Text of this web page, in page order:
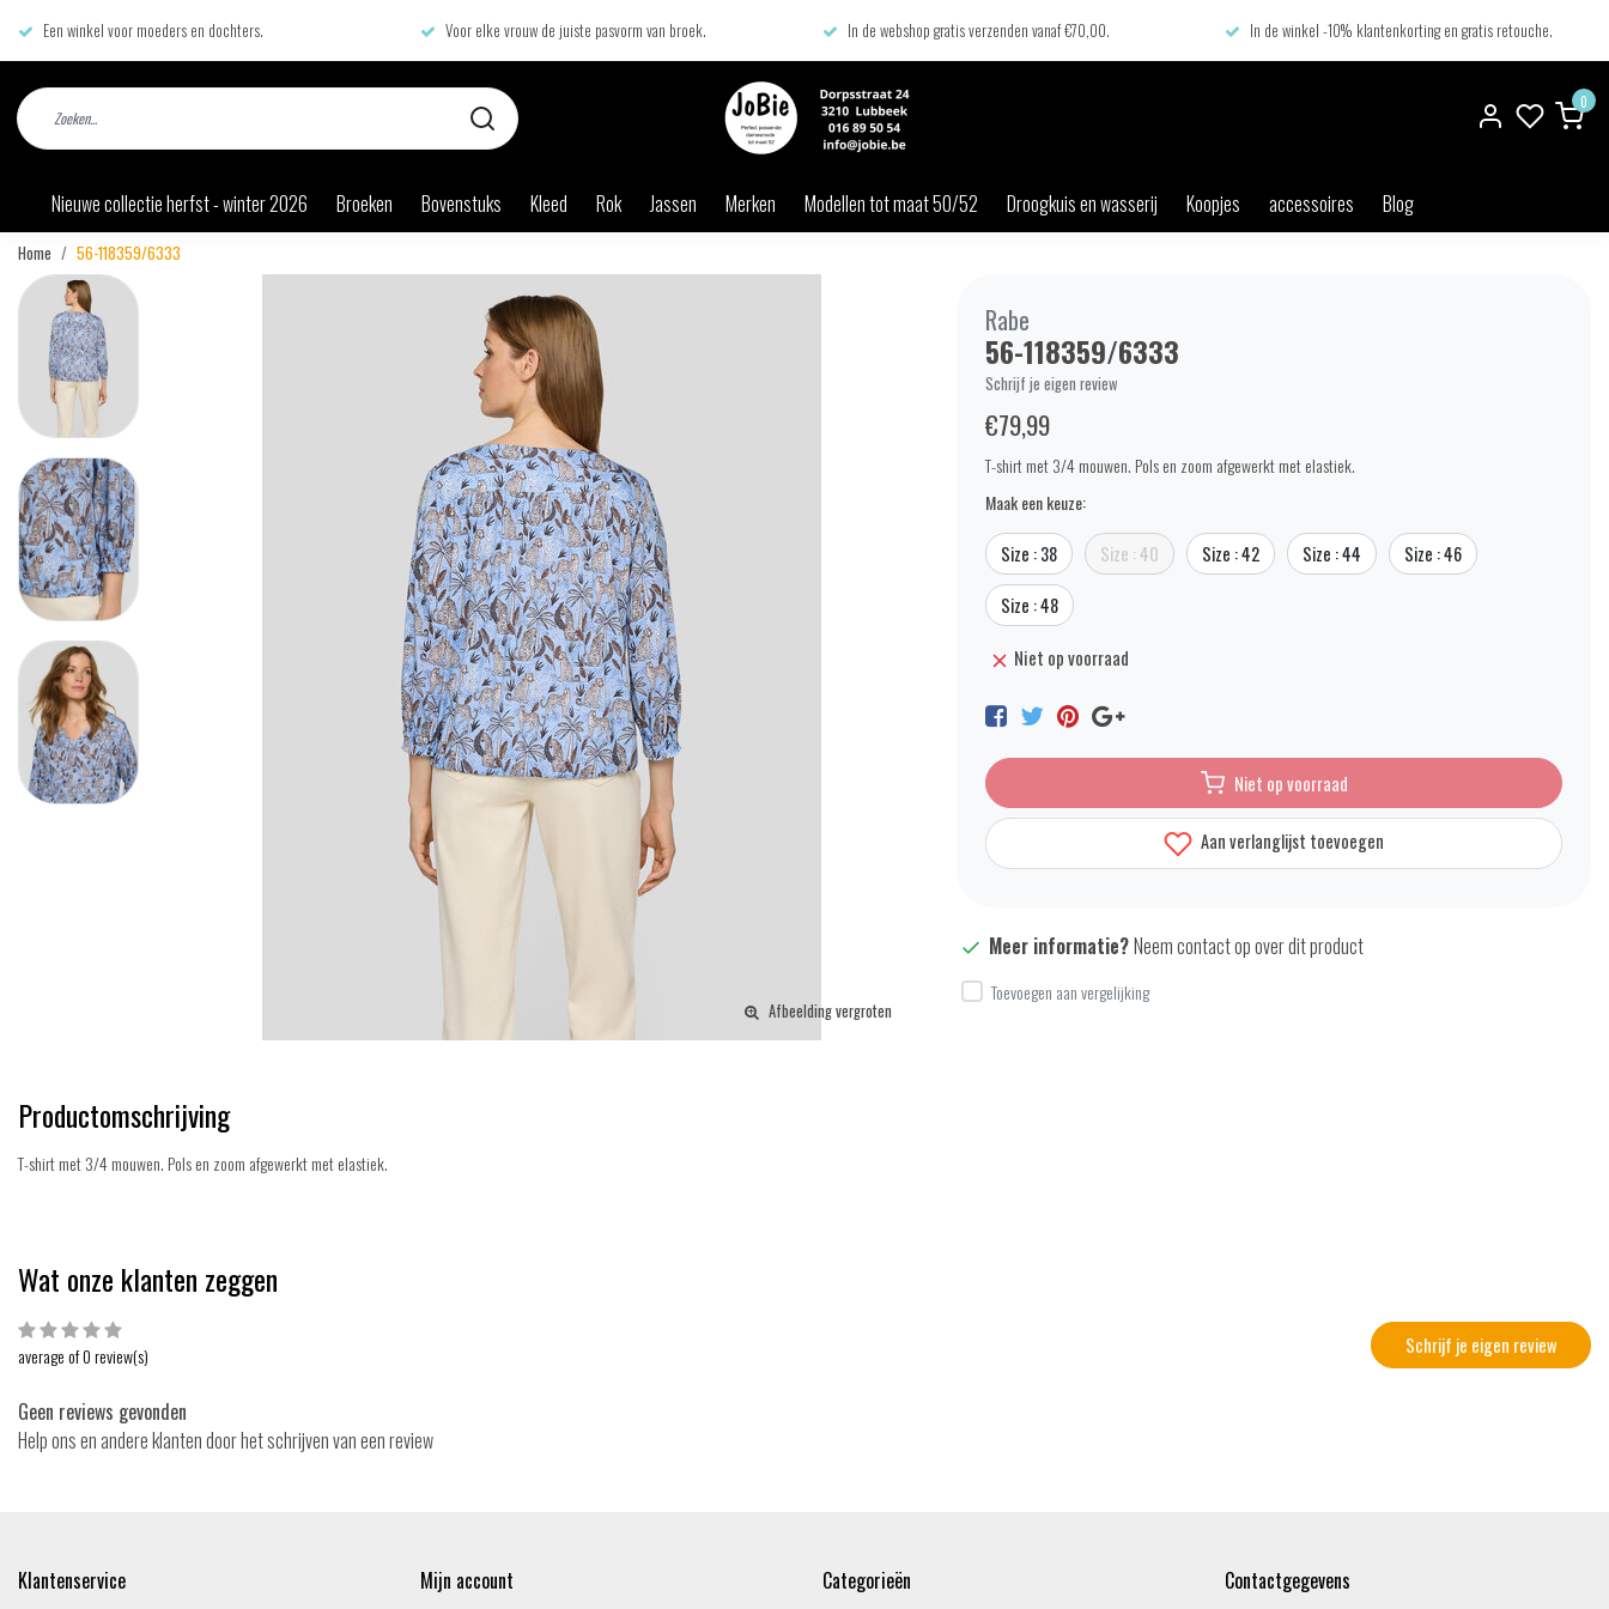
Een winkel voor moeders en dochters. Voor elke vrouw de juiste pasvorm van broek. In de webshop gratis verzenden vanaf €70,00. In de winkel -10% klantenkorting en gratis retouche.
0
Nieuwe collectie herfst - winter 2026 Broeken Bovenstuks Kleed Rok Jassen Merken Modellen tot maat 50/52 Droogkuis en wasserij Koopjes accessoires Blog
Home 56-118359/6333
Afbeelding vergroten
Rabe
56-118359/6333
Schrijf je eigen review
€79,99
T-shirt met 3/4 mouwen. Pols en zoom afgewerkt met elastiek.
Maak een keuze:
Size : 38 Size : 40 Size : 42 Size : 44 Size : 46
Size : 48
Niet op voorraad
Niet op voorraad
Aan verlanglijst toevoegen
Meer informatie?Neem contact op over dit product
Toevoegen aan vergelijking
Productomschrijving
T-shirt met 3/4 mouwen. Pols en zoom afgewerkt met elastiek.
Wat onze klanten zeggen
average of 0 review(s) Schrijf je eigen review
Geen reviews gevonden
Help ons en andere klanten door het schrijven van een review
Klantenservice Mijn account Categorieën Contactgegevens